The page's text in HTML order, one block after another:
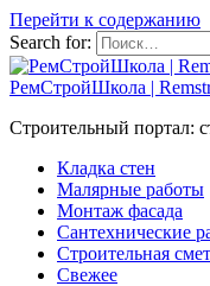
Перейти к содержанию
Search for:
РемСтройШкола |
Строительный портал:
Кладка стен
Малярные работы
Монтаж фасада
Сантехнические
Строительная
Свежее